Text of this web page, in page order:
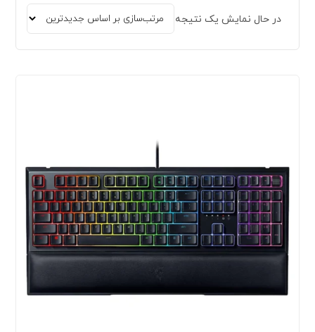
در حال نمایش یک نتیجه